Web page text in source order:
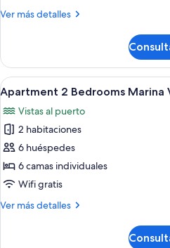
Marina
Adults
+
children)
Ver más detalles
Más
2
Bedrooms
Marina
View
(3
Adults
2
children)
Abrir
todas
las
fotos
de
Apartment
2
Marina
9
Apartment 2 Bedrooms Marina
Vistas al puerto
2 habitaciones
6 huéspedes
6 camas individuales
Wifi gratis
Ver más detalles
Más